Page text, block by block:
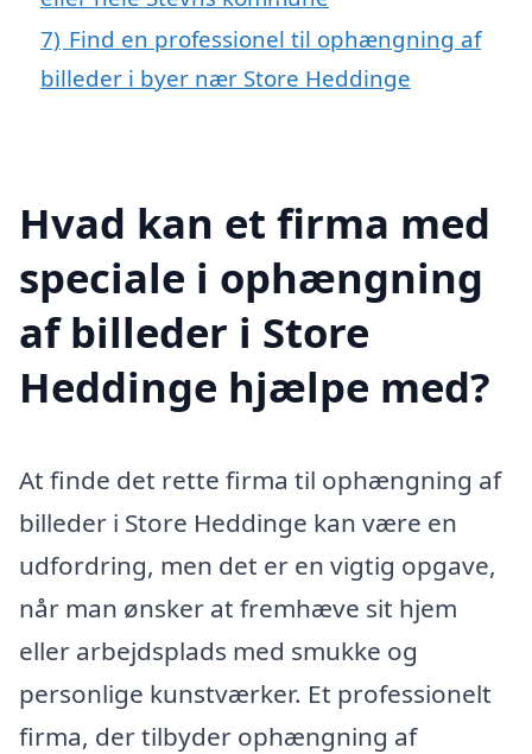
7) Find en professionel til ophængning af
billeder i byer nær Store Heddinge
Hvad kan et firma med
speciale i ophængning
af billeder i Store
Heddinge hjælpe med?
At finde det rette firma til ophængning af
billeder i Store Heddinge kan være en
udfordring, men det er en vigtig opgave,
når man ønsker at fremhæve sit hjem
eller arbejdsplads med smukke og
personlige kunstværker. Et professionelt
firma, der tilbyder ophængning af